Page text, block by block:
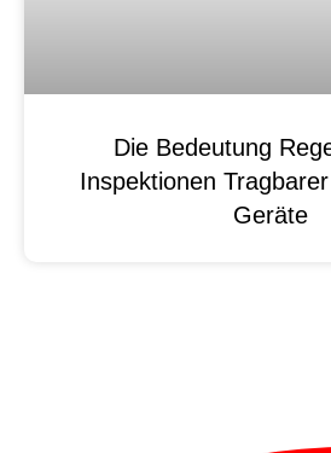
Die Bedeutung
Inspektionen
Geräte